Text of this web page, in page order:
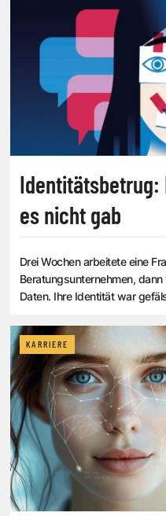
Identitätsbetrug:
es nicht gab
Drei Wochen arbeitete eine
Beratungsunternehmen,
Daten. Ihre Identität war
KARRIERE